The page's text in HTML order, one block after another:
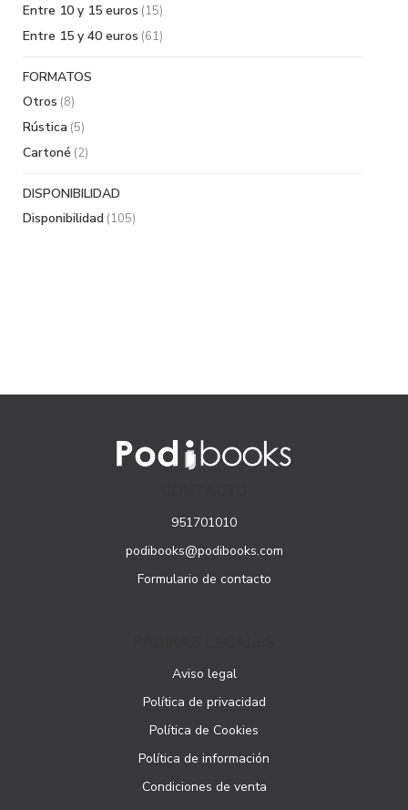
Entre 10 y 15 euros (15)
Entre 15 y 40 euros (61)
FORMATOS
Otros (8)
Rústica (5)
Cartoné (2)
DISPONIBILIDAD
Disponibilidad (105)
951701010
podibooks@podibooks.com
Formulario de contacto
Aviso legal
Política de privacidad
Política de Cookies
Política de información
Condiciones de venta